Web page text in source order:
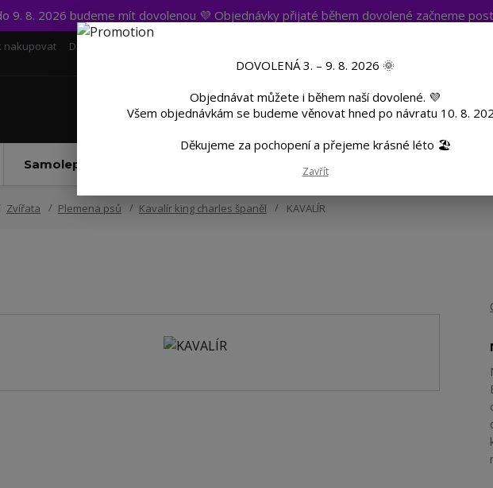
9. 8. 2026 budeme mít dovolenou 💜 Objednávky přijaté během dovolené začneme
nakupovat Doprava a platba
Samolepky UV DTF
Zvířata Plemena psů Kavalír king charles španěl KAVALÍR
DOVOLENÁ 3. – 9. 8. 2026 🌞
Objednávat můžete i během naší dovolené. 💜
Všem objednávkám se budeme věnovat hned po návratu 10. 8.
Děkujeme za pochopení a přejeme krásné léto 🏖️
Zavřít